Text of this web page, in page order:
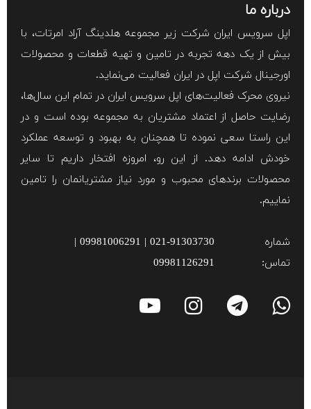
درباره ما
اپل سرویس ایران شرکت زیر مجموعه هلدینگ آراد امرتات، با
بیش از یک دهه تجربه در تامین و تهیه قطعات و محصولات
اورجینال شرکت اپل در ایران فعالیت می‌نماید.
نیروی محرک فعالیت‌های اپل سرویس ایران در تمام این سال‌ها،
رضایت حاصل از اعتماد مشتریان به مجموعه بوده است و در
این راستا سعی نموده تا همچنان به بهبود و توسعه عملکرد
خودش ادامه دهد. از این رو، امروزه افتخار داریم تا سایر
محصولات برند‌های محبوب و مورد نیاز مشتریانمان را تامین
نماییم.
شماره
تماس:
021-91303730 | 09981006291 |
09981126291